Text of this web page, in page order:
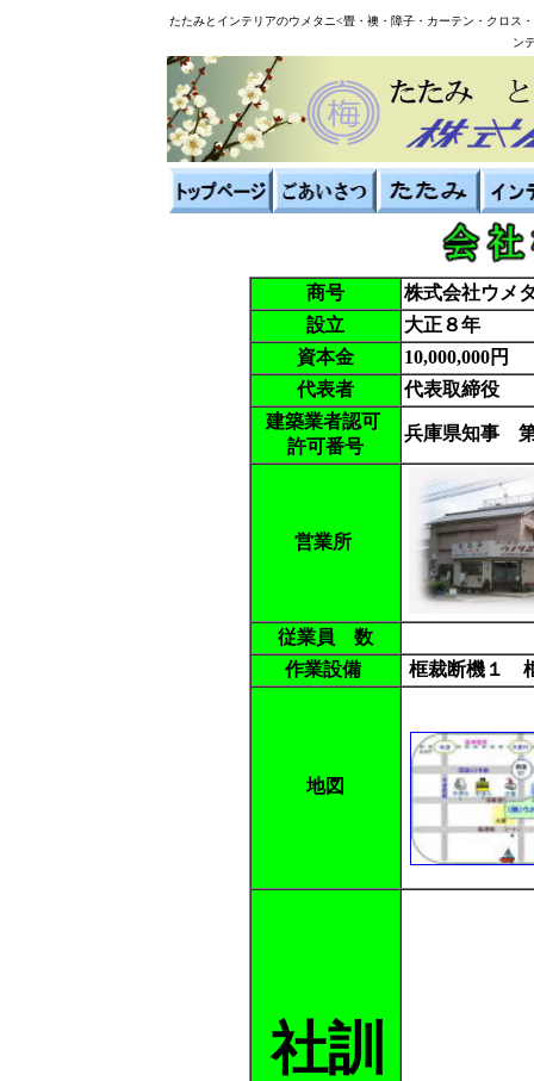
たたみとインテリアのウメタニ<畳・襖・障子・カーテン・クロス
ン
商号
株式会社ウメ
設立
大正８年
資本金
10,000,000円
代表者
代表取締役
建築業者認可
許可番号
兵庫県知事
営業所
従業員 数
作業設備
框裁断機１
地図
社訓